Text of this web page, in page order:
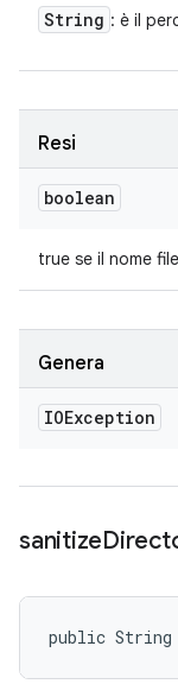
String : è il
Resi
boolean
true se il nome
Genera
IOException
sanitize
public String